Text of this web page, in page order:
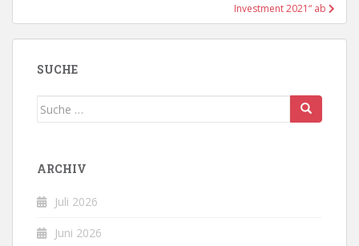
Investment 2021“ ab
SUCHE
Suche
ARCHIV
Juli 2026
Juni 2026